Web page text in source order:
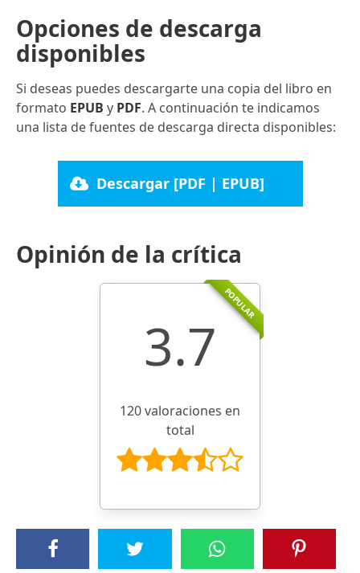
Opciones de descarga
disponibles
Si deseas puedes descargarte una copia del libro en
formato EPUB y PDF. A continuación te indicamos
una lista de fuentes de descarga directa disponibles:
Descargar [PDF | EPUB]
Opinión de la crítica
POPULAR
3.7
120 valoraciones en
total